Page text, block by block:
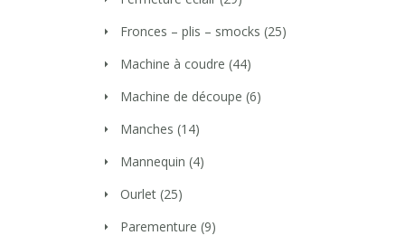
Fronces – plis – smocks (25)
Machine à coudre (44)
Machine de découpe (6)
Manches (14)
Mannequin (4)
Ourlet (25)
Parementure (9)